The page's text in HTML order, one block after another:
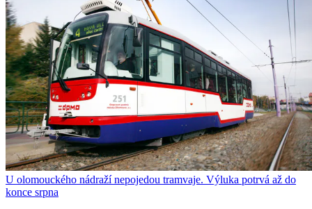
U olomouckého nádraží nepojedou tramvaje. Výluka potrvá až do
konce srpna